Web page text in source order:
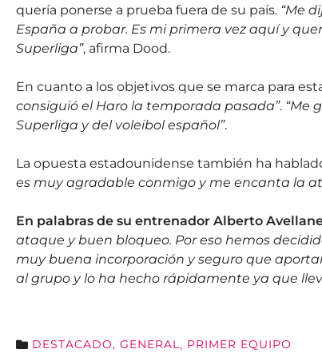
quería ponerse a prueba fuera de su país. “Me
España a probar. Es mi primera vez aquí y
Superliga”, afirma Dood.
En cuanto a los objetivos que se marca para
consiguió el Haro la temporada pasada”. “Me
Superliga y del voleibol español”.
La opuesta estadounidense también ha
es muy agradable conmigo y me encanta la
En palabras de su entrenador Alberto
ataque y buen bloqueo. Por eso hemos
muy buena incorporación y seguro que
al grupo y lo ha hecho rápidamente ya que
DESTACADO, GENERAL, PRIMER EQUIPO